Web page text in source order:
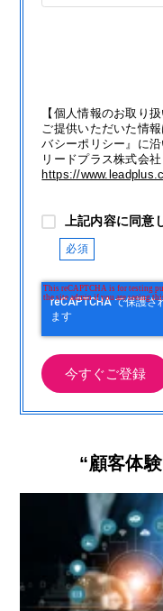
【個人情報のお取り
ご提供いただいた情
バシーポリシー』に
リードプラス株式会
https://
上記内容に同
“顧客体